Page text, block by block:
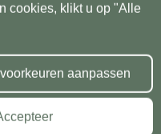
Plaats*
cookies, klikt u op "Alle
aanpassen